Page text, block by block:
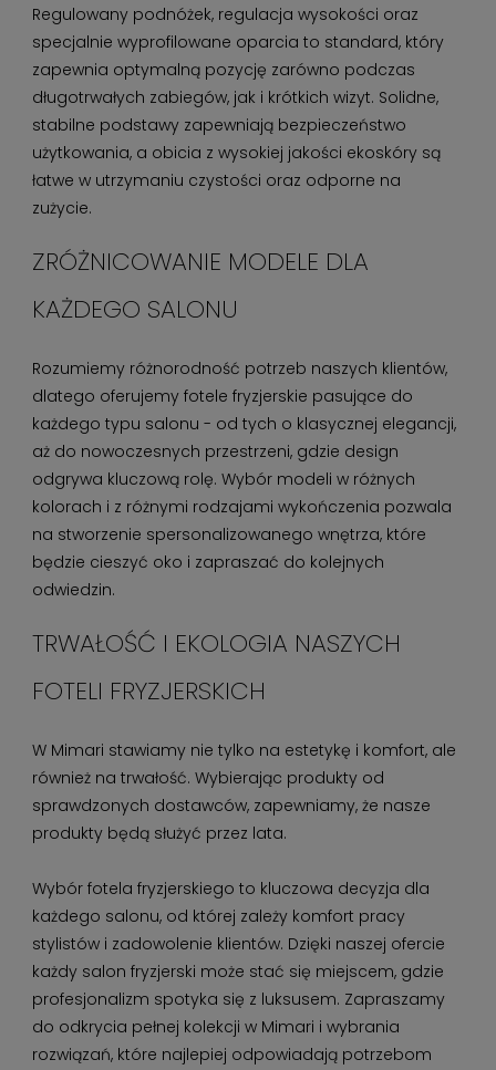
Regulowany podnóżek, regulacja wysokości oraz
specjalnie wyprofilowane oparcia to standard, który
zapewnia optymalną pozycję zarówno podczas
długotrwałych zabiegów, jak i krótkich wizyt. Solidne,
stabilne podstawy zapewniają bezpieczeństwo
użytkowania, a obicia z wysokiej jakości ekoskóry są
łatwe w utrzymaniu czystości oraz odporne na
zużycie.
ZRÓŻNICOWANIE MODELE DLA
KAŻDEGO SALONU
Rozumiemy różnorodność potrzeb naszych klientów,
dlatego oferujemy fotele fryzjerskie pasujące do
każdego typu salonu - od tych o klasycznej elegancji,
aż do nowoczesnych przestrzeni, gdzie design
odgrywa kluczową rolę. Wybór modeli w różnych
kolorach i z różnymi rodzajami wykończenia pozwala
na stworzenie spersonalizowanego wnętrza, które
będzie cieszyć oko i zapraszać do kolejnych
odwiedzin.
TRWAŁOŚĆ I EKOLOGIA NASZYCH
FOTELI FRYZJERSKICH
W Mimari stawiamy nie tylko na estetykę i komfort, ale
również na trwałość. Wybierając produkty od
sprawdzonych dostawców, zapewniamy, że nasze
produkty będą służyć przez lata.
Wybór fotela fryzjerskiego to kluczowa decyzja dla
każdego salonu, od której zależy komfort pracy
stylistów i zadowolenie klientów. Dzięki naszej ofercie
każdy salon fryzjerski może stać się miejscem, gdzie
profesjonalizm spotyka się z luksusem. Zapraszamy
do odkrycia pełnej kolekcji w Mimari i wybrania
rozwiązań, które najlepiej odpowiadają potrzebom